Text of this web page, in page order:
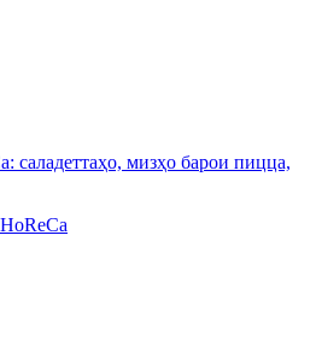
саладеттаҳо, мизҳо барои пицца,
HoReCa